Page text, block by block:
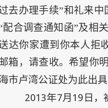
去办理手续”和礼来
配合调查通知函”及相
达你家遭到你本人拒
箱，请查收。希望你
市卢湾公证处为此出
2013年7月19日 ，